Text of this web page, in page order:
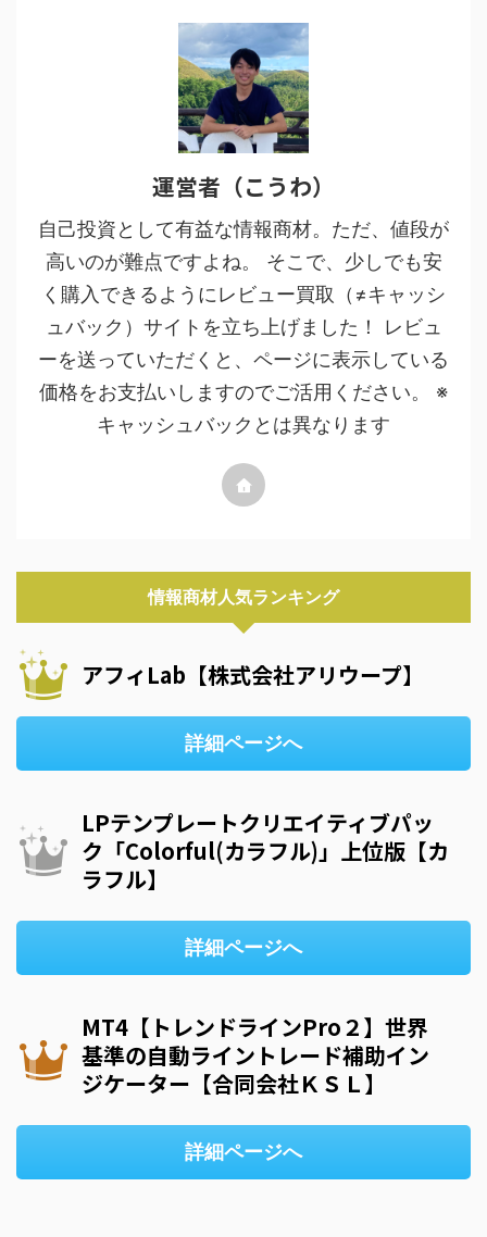
運営者（こうわ）
自己投資として有益な情報商材。ただ、値段が
高いのが難点ですよね。 そこで、少しでも安
く購入できるようにレビュー買取（≠キャッシ
ュバック）サイトを立ち上げました！ レビュ
ーを送っていただくと、ページに表示している
価格をお支払いしますのでご活用ください。 ※
キャッシュバックとは異なります
情報商材人気ランキング
アフィLab【株式会社アリウープ】
詳細ページへ
LPテンプレートクリエイティブパッ
ク「Colorful(カラフル)」上位版【カ
ラフル】
詳細ページへ
MT4【トレンドラインPro２】世界
基準の自動ライントレード補助イン
ジケーター【合同会社ＫＳＬ】
詳細ページへ